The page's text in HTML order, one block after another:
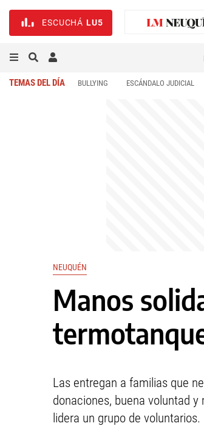
ESCUCHÁ LU5
TEMAS DEL DÍA BULLYING ESCÁNDALO JUDICIAL
NEUQUÉN
Manos
Las entregan a familias que
donaciones, buena voluntad
lidera un grupo de voluntarios.